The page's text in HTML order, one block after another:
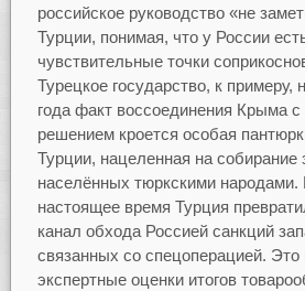
российское руководство «не
Турции, понимая, что у России
чувствительные точки
Турецкое государство, к примеру,
года факт воссоединения Крыма
решением кроется особая
Турции, нацеленная на собирание
населённых тюркскими народами.
настоящее время Турция
канал обхода Россией санкций
связанных со спецоперацией.
экспертные оценки итогов